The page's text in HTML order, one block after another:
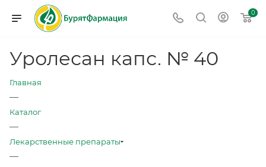
0
Уролесан капс. № 40
Главная
—
Каталог
—
Лекарственные препараты
—